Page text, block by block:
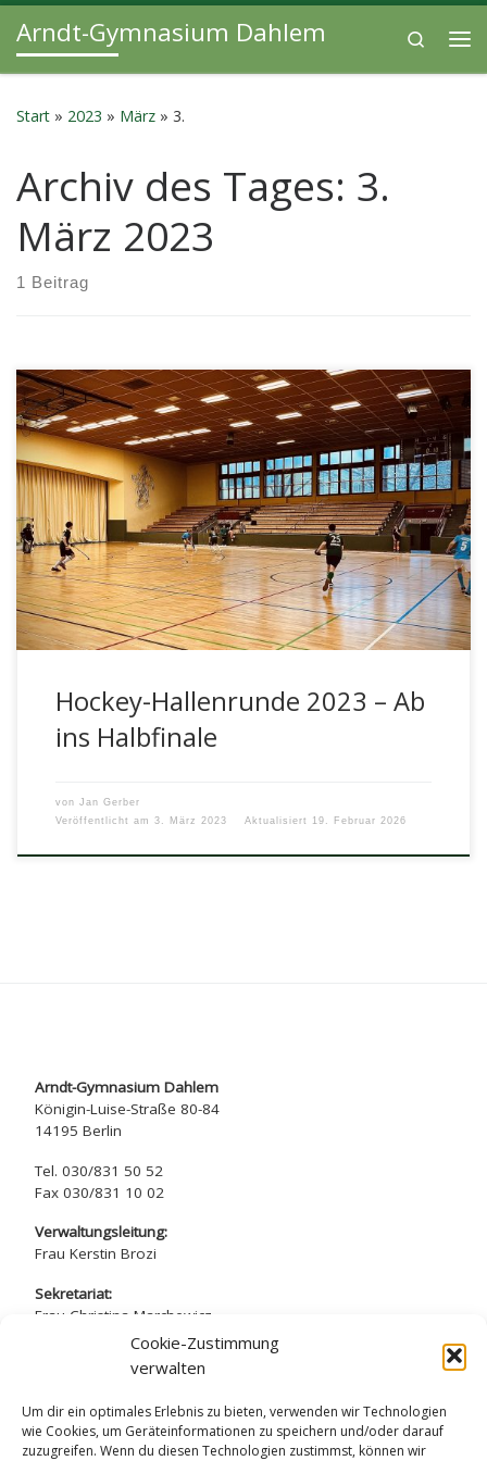
Cookie-Zustimmung
verwalten
Um dir ein optimales Erlebnis zu bieten, verwenden wir Technologien
wie Cookies, um Geräteinformationen zu speichern und/oder darauf
zuzugreifen. Wenn du diesen Technologien zustimmst, können wir
Zum Inhalt springen
Arndt-Gymnasium Dahlem
Search
Start » 2023 » März » 3.
Archiv des Tages: 3.
März 2023
1 Beitrag
Wie auch in den vergangenen Jahren haben wir in diesem
Jahr wieder einige Teams für die Hockey-Hallenrunde der
Berliner Oberschulen […]
Hockey-Hallenrunde 2023 – Ab
ins Halbfinale
von Jan Gerber
Veröffentlicht am 3. März 2023 Aktualisiert 19. Februar 2026
Arndt-Gymnasium Dahlem
Königin-Luise-Straße 80-84
14195 Berlin
Tel. 030/831 50 52
Fax 030/831 10 02
Verwaltungsleitung:
Frau Kerstin Brozi
Sekretariat:
Frau Christina Marchewicz
Frau Nadine Simros
sekretariat@arndt-gymnasium.de